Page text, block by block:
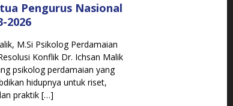
Pengurus Nasional
2026
M.Si Psikolog Perdamaian
Konflik Dr. Ichsan Malik
psikolog perdamaian yang
hidupnya untuk riset,
praktik […]